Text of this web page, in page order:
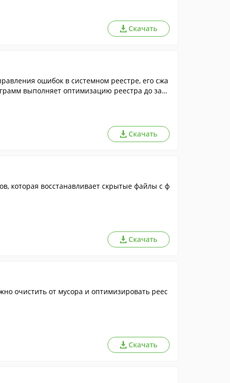
Скачать
ошибок в системном реестре, его сжа
выполняет оптимизацию реестра до загр
Скачать
которая восстанавливает скрытые файлы с ф
Скачать
очистить от мусора и оптимизировать реес
Скачать